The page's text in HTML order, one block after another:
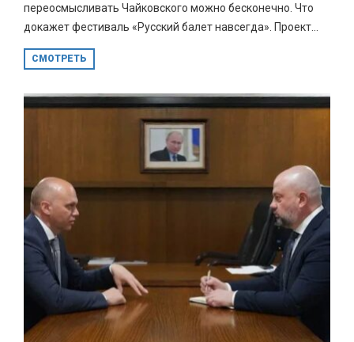
переосмысливать Чайковского можно бесконечно. Что
докажет фестиваль «Русский балет навсегда». Проект...
СМОТРЕТЬ